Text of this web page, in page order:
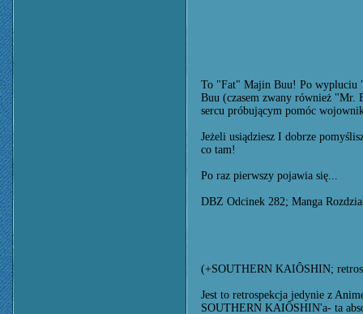
To "Fat" Majin Buu! Po wypluciu
Buu (czasem zwany również "Mr.
sercu próbującym pomóc
Jeżeli usiądziesz I dobrze
co tam!
Po raz pierwszy pojawia się...
DBZ Odcinek 282; Manga
(+SOUTHERN KAIÔSHIN;
Jest to retrospekcja jedynie z
SOUTHERN KAIÔSHIN'a- ta